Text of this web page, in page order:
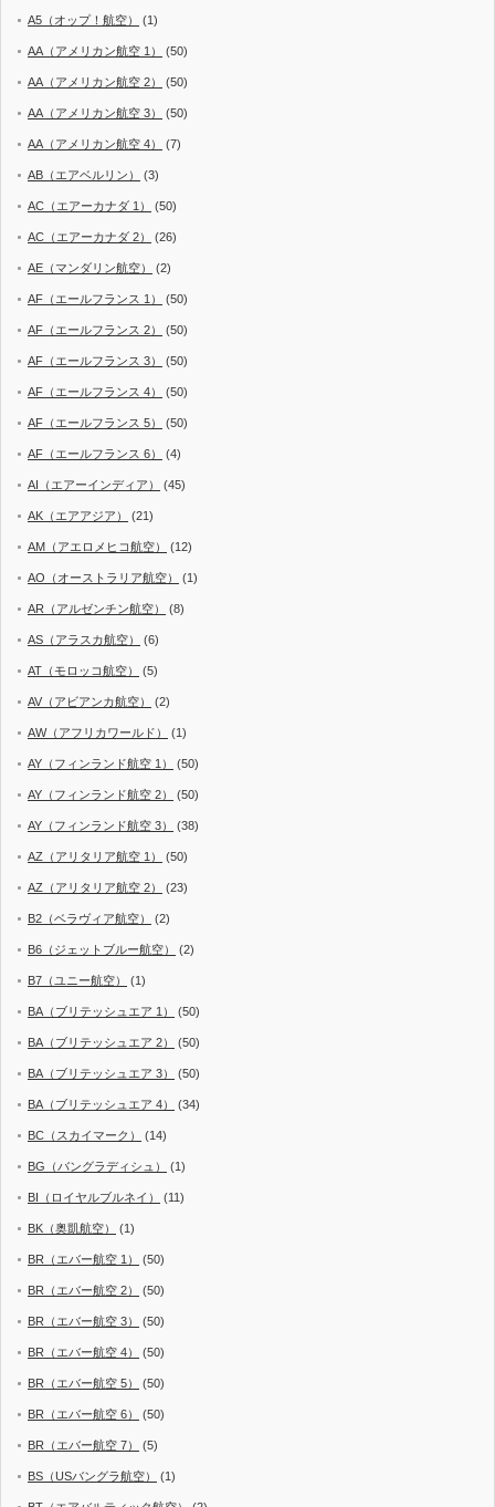
A5（オップ！航空） (1)
AA（アメリカン航空 1） (50)
AA（アメリカン航空 2） (50)
AA（アメリカン航空 3） (50)
AA（アメリカン航空 4） (7)
AB（エアベルリン） (3)
AC（エアーカナダ 1） (50)
AC（エアーカナダ 2） (26)
AE（マンダリン航空） (2)
AF（エールフランス 1） (50)
AF（エールフランス 2） (50)
AF（エールフランス 3） (50)
AF（エールフランス 4） (50)
AF（エールフランス 5） (50)
AF（エールフランス 6） (4)
AI（エアーインディア） (45)
AK（エアアジア） (21)
AM（アエロメヒコ航空） (12)
AO（オーストラリア航空） (1)
AR（アルゼンチン航空） (8)
AS（アラスカ航空） (6)
AT（モロッコ航空） (5)
AV（アビアンカ航空） (2)
AW（アフリカワールド） (1)
AY（フィンランド航空 1） (50)
AY（フィンランド航空 2） (50)
AY（フィンランド航空 3） (38)
AZ（アリタリア航空 1） (50)
AZ（アリタリア航空 2） (23)
B2（ベラヴィア航空） (2)
B6（ジェットブルー航空） (2)
B7（ユニー航空） (1)
BA（ブリテッシュエア 1） (50)
BA（ブリテッシュエア 2） (50)
BA（ブリテッシュエア 3） (50)
BA（ブリテッシュエア 4） (34)
BC（スカイマーク） (14)
BG（バングラディシュ） (1)
BI（ロイヤルブルネイ） (11)
BK（奥凱航空） (1)
BR（エバー航空 1） (50)
BR（エバー航空 2） (50)
BR（エバー航空 3） (50)
BR（エバー航空 4） (50)
BR（エバー航空 5） (50)
BR（エバー航空 6） (50)
BR（エバー航空 7） (5)
BS（USバングラ航空） (1)